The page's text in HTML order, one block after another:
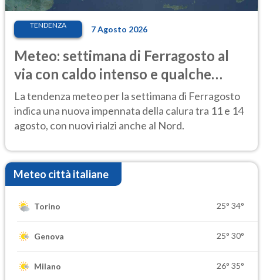
TENDENZA 7 Agosto 2026
Meteo: settimana di Ferragosto al
via con caldo intenso e qualche
temporale
La tendenza meteo per la settimana di Ferragosto
indica una nuova impennata della calura tra 11 e 14
agosto, con nuovi rialzi anche al Nord.
Meteo città italiane
Torino 25° 34°
Genova 25° 30°
Milano 26° 35°